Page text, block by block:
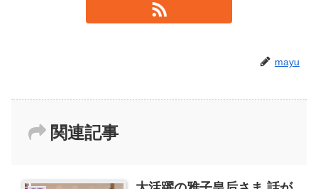
mayu
関連記事